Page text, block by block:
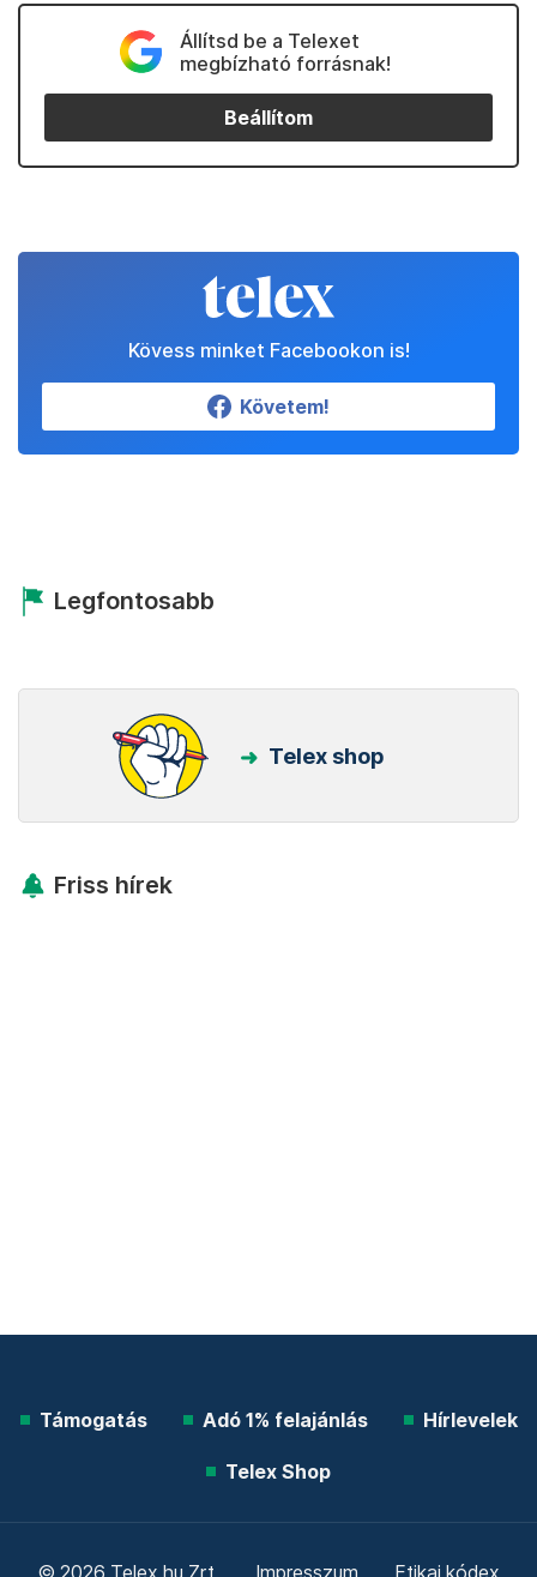
Állítsd be a Telexet
megbízható forrásnak!
Beállítom
Kövess minket Facebookon is!
Követem!
Legfontosabb
Telex shop
Friss hírek
Támogatás Adó 1% felajánlás Hírlevelek
Telex Shop
© 2026 Telex.hu Zrt. Impresszum Etikai kódex